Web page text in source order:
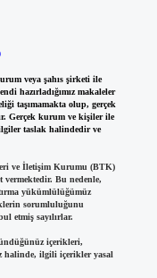
veya şahıs şirketi ile
hazırladığımız makaleler
taşımamakta olup, gerçek
Gerçek kurum ve kişiler ile
taslak halindedir ve
ve İletişim Kurumu (BTK)
vermektedir. Bu nedenle,
yükümlülüğümüz
sorumluluğunu
etmiş sayılırlar.
içerikleri,
halinde, ilgili içerikler yasal